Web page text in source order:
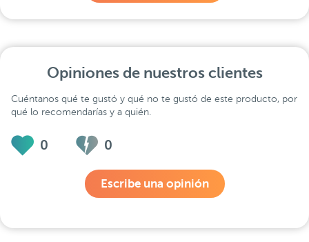
Opiniones de nuestros clientes
Cuéntanos qué te gustó y qué no te gustó de este producto, por
qué lo recomendarías y a quién.
0 0
Escribe una opinión